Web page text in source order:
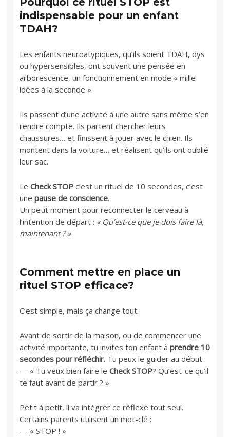
indispensable pour un enfant
TDAH?
Les enfants neuroatypiques, qu’ils soient TDAH, dys
ou hypersensibles, ont souvent une pensée en
arborescence, un fonctionnement en mode « mille
idées à la seconde ».
Ils passent d’une activité à une autre sans même s’en
rendre compte. Ils partent chercher leurs
chaussures… et finissent à jouer avec le chien. Ils
montent dans la voiture… et réalisent qu’ils ont oublié
leur sac.
LeCheck STOP c’est un rituel de 10 secondes, c’est
unepause de conscience.
Un petit moment pour reconnecter le cerveau à
l’intention de départ : « Qu’est-ce que je dois faire là,
maintenant ? »
Comment mettre en place un
rituel STOP efficace?
C’est simple, mais ça change tout.
Avant de sortir de la maison, ou de commencer une
activité importante, tu invites ton enfant àprendre 10
secondes pour réfléchir. Tu peux le guider au début :
— « Tu veux bien faire leCheck STOP? Qu’est-ce qu’il
te faut avant de partir ? »
Petit à petit, il va intégrer ce réflexe tout seul.
Certains parents utilisent un mot-clé :
— « STOP ! »